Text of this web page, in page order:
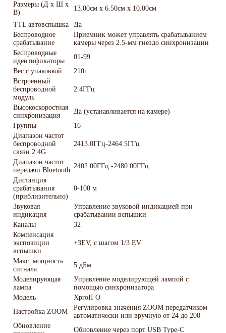
Размеры (Д х Ш х
В)
13.00см x 6.50см x 10.00см
TTL автовспышка
Да
Беспроводное
срабатывание
Приемник может управлять срабатыванием
камеры через 2.5-мм гнездо синхронизации
Беспроводные
идентификаторы
01-99
Вес с упаковкой
210г
Встроенный
беспроводной
модуль
2.4ГГц
Высокоскоростная
синхронизация
Да (устанавливается на камере)
Группы
16
Диапазон частот
беспроводной
связи 2.4G
2413.0ГГц-2464.5ГГц
Диапазон частот
передачи Bluetooth
2402.00ГГц -2480.00ГГц
Дистанция
срабатывания
(приблизительно)
0-100 м
Звуковая
индикация
Управление звуковой индикацией при
срабатывании вспышки
Каналы
32
Компенсация
экспозиции
вспышки
+3EV, с шагом 1/3 EV
Макс. мощность
сигнала
5 дБм
Моделирующая
лампа
Управление моделирующей лампой с
помощью синхронизатора
Модель
XproII O
Настройка ZOOM
Регулировка значения ZOOM передатчиком
автоматически или вручную от 24 до 200
Обновление
Обновление через порт USB Type-C